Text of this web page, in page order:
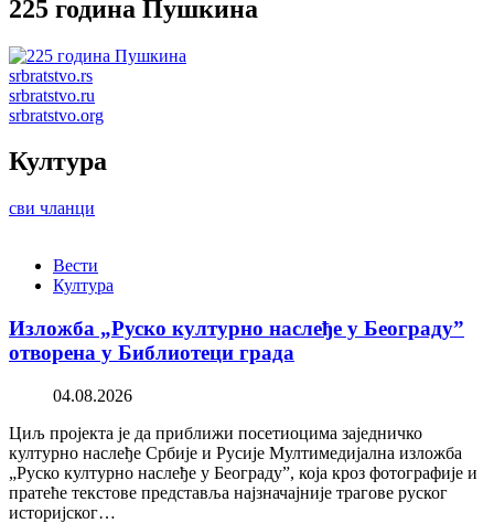
225 година Пушкина
srbratstvo.rs
srbratstvo.ru
srbratstvo.org
Култура
сви чланци
Вести
Култура
Изложба „Руско културно наслеђе у Београду”
отворена у Библиотеци града
04.08.2026
Циљ пројекта је да приближи посетиоцима заједничко
културно наслеђе Србије и Русије Мултимедијална изложба
„Руско културно наслеђе у Београду”, која кроз фотографије и
пратеће текстове представља најзначајније трагове руског
историјског…